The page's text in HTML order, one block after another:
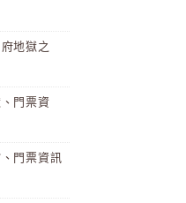
地獄之
門票資
門票資訊